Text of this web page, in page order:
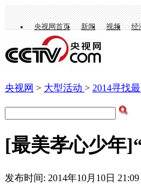
央视网首页 新闻 视频 经
央视网 > 大型活动 > 2014寻找
[最美孝心少年
发布时间: 2014年10月10日 21:09